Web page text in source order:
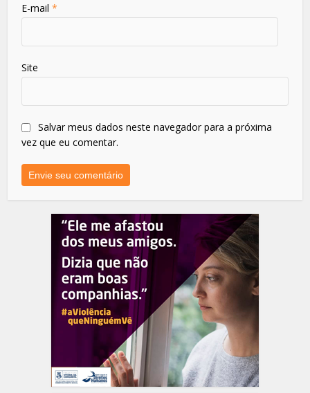
E-mail*
Site
Salvar meus dados neste navegador para a próxima
vez que eu comentar.